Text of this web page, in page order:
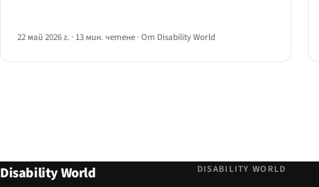
членки.
22 май 2026 г. · 13 мин. четене ·От Disability World
Disability World DISABILITY WORLD